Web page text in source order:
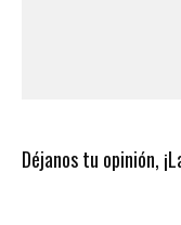
Déjanos tu opinión,